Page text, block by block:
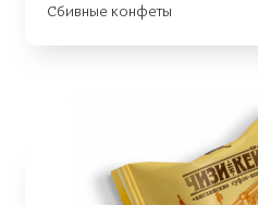
Сбивные конфеты